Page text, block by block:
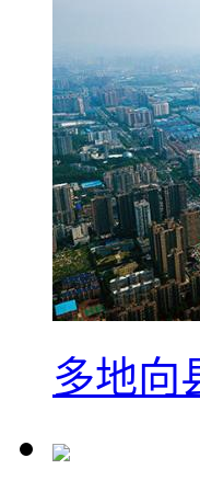
多地向